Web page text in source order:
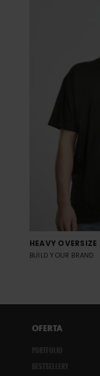
HEAVY OVERSIZE
BUILD YOUR BRAND
OFERTA
PORTFOLIO
BESTSELLERY